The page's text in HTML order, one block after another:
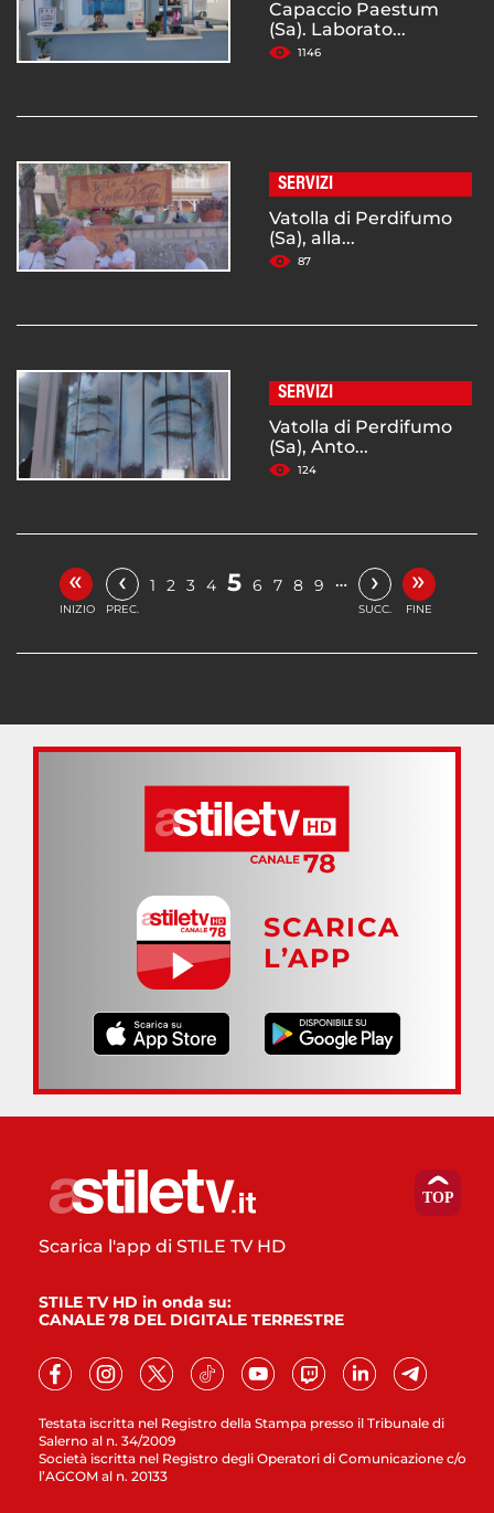
Capaccio Paestum
(Sa). Laborato...
1146
SERVIZI
Vatolla di Perdifumo
(Sa), alla...
87
SERVIZI
Vatolla di Perdifumo
(Sa), Anto...
124
«
INIZIO
‹
PREC.
1 2 3 4 5 6 7 8 9 … ›
SUCC.
»
FINE
SCARICA
L’APP
Testata iscritta nel Registro della Stampa presso il Tribunale di
Salerno al n. 34/2009
Società iscritta nel Registro degli Operatori di Comunicazione c/o
l’AGCOM al n. 20133
Scarica l'app di STILE TV HD
STILE TV HD in onda su:
CANALE 78 DEL DIGITALE TERRESTRE